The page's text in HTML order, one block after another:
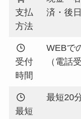
支払
方法
済・後
受付
時間
WEBで
（電話
最短
最短20